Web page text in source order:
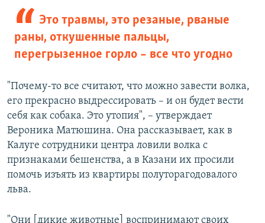
Это травмы, это резаные, рваные
раны, откушенные пальцы,
перегрызенное горло – все что угодно
"Почему-то все считают, что можно завести волка,
его прекрасно выдрессировать – и он будет вести
себя как собака. Это утопия", – утверждает
Вероника Матюшина. Она рассказывает, как в
Калуге сотрудники центра ловили волка с
признаками бешенства, а в Казани их просили
помочь изъять из квартиры полуторагодовалого
льва.
"Они [дикие животные] воспринимают своих